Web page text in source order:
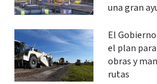
una gran
El
el plan
obras y
rutas